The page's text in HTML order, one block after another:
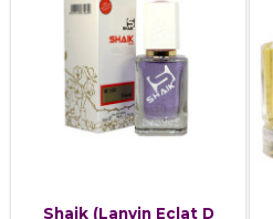
Shaik (Lanvin Eclat D